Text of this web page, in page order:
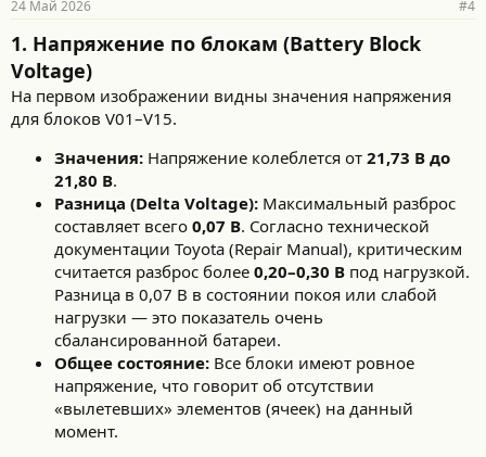
н
с
т
и
:
24 Май 2026 #4
1. Напряжение по блокам (Battery Block
Voltage)
На первом изображении видны значения напряжения
для блоков V01–V15.
Значения: Напряжение колеблется от 21,73 В до
21,80 В.
Разница (Delta Voltage): Максимальный разброс
составляет всего 0,07 В. Согласно технической
документации Toyota (Repair Manual), критическим
считается разброс более 0,20–0,30 В под нагрузкой.
Разница в 0,07 В в состоянии покоя или слабой
нагрузки — это показатель очень
сбалансированной батареи.
Общее состояние: Все блоки имеют ровное
напряжение, что говорит об отсутствии
«вылетевших» элементов (ячеек) на данный
момент.